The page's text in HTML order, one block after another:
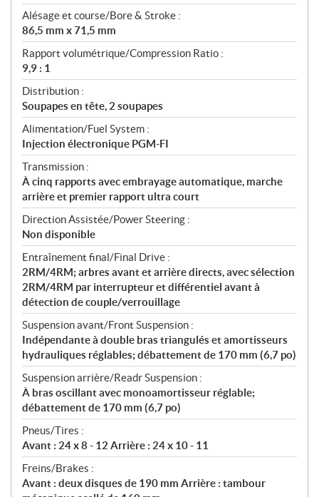
Alésage et course/Bore & Stroke :
86,5 mm x 71,5 mm
Rapport volumétrique/Compression Ratio :
9,9 : 1
Distribution :
Soupapes en tête, 2 soupapes
Alimentation/Fuel System :
Injection électronique PGM-FI
Transmission :
À cinq rapports avec embrayage automatique, marche
arrière et premier rapport ultra court
Direction Assistée/Power Steering :
Non disponible
Entraînement final/Final Drive :
2RM/4RM; arbres avant et arrière directs, avec sélection
2RM/4RM par interrupteur et différentiel avant à
détection de couple/verrouillage
Suspension avant/Front Suspension :
Indépendante à double bras triangulés et amortisseurs
hydrauliques réglables; débattement de 170 mm (6,7 po)
Suspension arrière/Readr Suspension :
À bras oscillant avec monoamortisseur réglable;
débattement de 170 mm (6,7 po)
Pneus/Tires :
Avant : 24 x 8 - 12 Arrière : 24 x 10 - 11
Freins/Brakes :
Avant : deux disques de 190 mm Arrière : tambour